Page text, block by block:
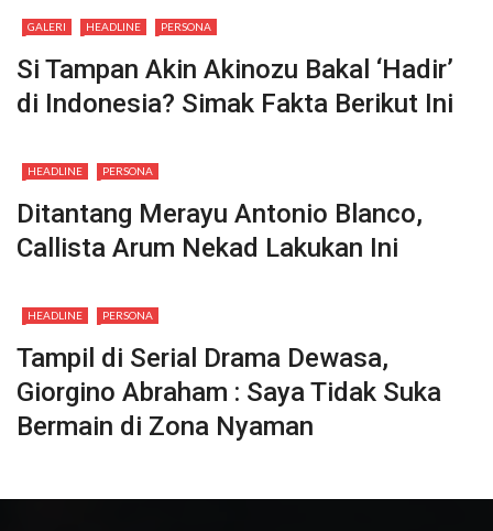
GALERI HEADLINE PERSONA
Si Tampan Akin Akinozu Bakal ‘Hadir’
di Indonesia? Simak Fakta Berikut Ini
HEADLINE PERSONA
Ditantang Merayu Antonio Blanco,
Callista Arum Nekad Lakukan Ini
HEADLINE PERSONA
Tampil di Serial Drama Dewasa,
Giorgino Abraham : Saya Tidak Suka
Bermain di Zona Nyaman